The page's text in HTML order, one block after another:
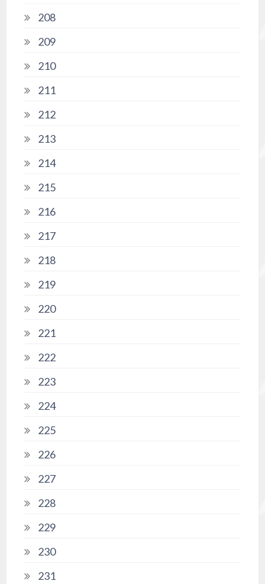
208
209
210
211
212
213
214
215
216
217
218
219
220
221
222
223
224
225
226
227
228
229
230
231